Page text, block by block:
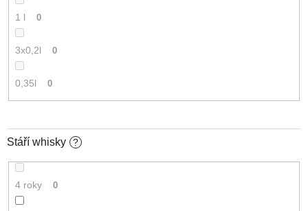
1 l 0
3x0,2l 0
0,35l 0
Stáří whisky ?
4 roky 0